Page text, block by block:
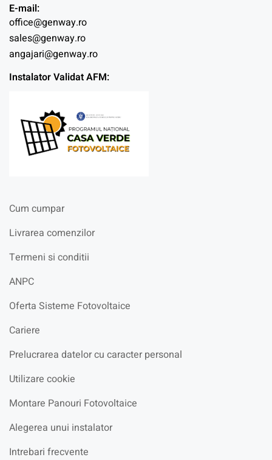
E-mail:
office@genway.ro
sales@genway.ro
angajari@genway.ro
Instalator Validat AFM:
Cum cumpar
Livrarea comenzilor
Termeni si conditii
ANPC
Oferta Sisteme Fotovoltaice
Cariere
Prelucrarea datelor cu caracter personal
Utilizare cookie
Montare Panouri Fotovoltaice
Alegerea unui instalator
Intrebari frecvente